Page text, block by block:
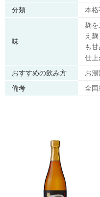
分類
本格
味
麹を
え
も
仕上
おすすめの飲み方
お湯
備考
全国